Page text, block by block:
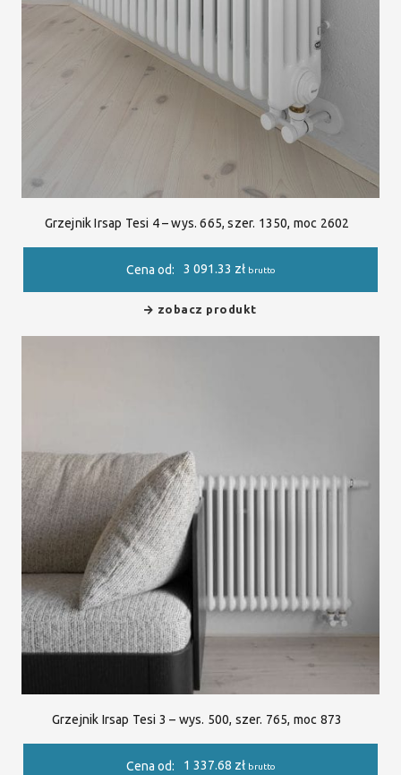
Grzejnik Irsap Tesi 4 – wys. 665, szer. 1350, moc 2602
Cena od: 3 091.33 zł brutto
zobacz produkt
Grzejnik Irsap Tesi 3 – wys. 500, szer. 765, moc 873
Cena od: 1 337.68 zł brutto